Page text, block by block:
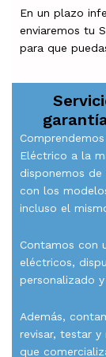
En un plazo
enviaremos tu
para que
Eléctrico a la
disponemos
con los
incluso el
Contamos con
eléctricos,
personalizado
Además,
revisar, testar
que